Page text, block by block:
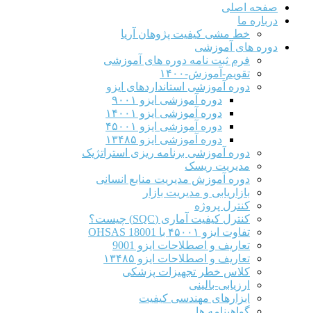
صفحه اصلی
درباره ما
خط مشی کیفیت پژوهان آریا
دوره های آموزشی
فرم ثبت نامه دوره های آموزشی
تقویم-آموزش-۱۴۰۰
دوره آموزشی استانداردهای ایزو
دوره آموزشی ایزو ۹۰۰۱
دوره آموزشی ایزو ۱۴۰۰۱
دوره آموزشی ایزو ۴۵۰۰۱
دوره آموزشی ایزو ۱۳۴۸۵
دوره آموزشی برنامه ریزی استراتژیک
مدیریت ریسک
دوره آموزش مدیریت منابع انسانی
بازاریابی و مدیریت بازار
کنترل پروژه
کنترل کیفیت آماری (SQC) چیست؟
تفاوت ایزو ۴۵۰۰۱ با OHSAS 18001
تعاریف و اصطلاحات ایزو 9001
تعاریف و اصطلاحات ایزو ۱۳۴۸۵
کلاس خطر تجهیزات پزشکی
ارزیابی-بالینی
ابزارهای مهندسی کیفیت